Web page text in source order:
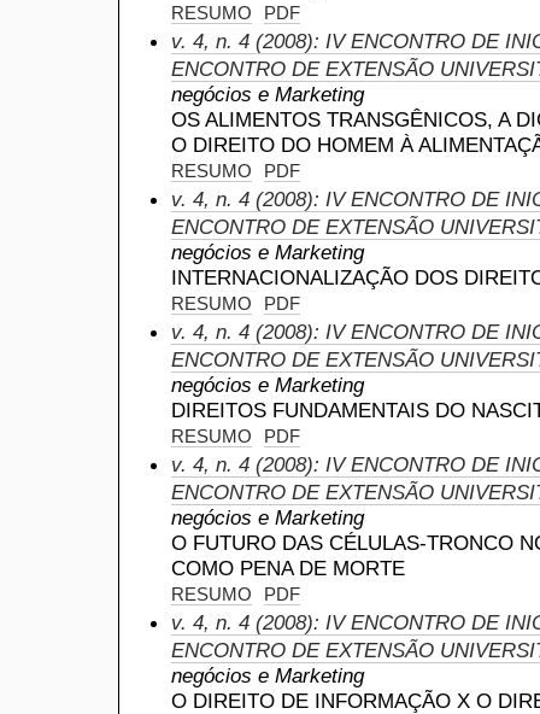
RESUMO PDF
v. 4, n. 4 (2008): IV ENCONTRO DE
ENCONTRO DE EXTENSÃO
negócios e Marketing
OS ALIMENTOS TRANSGÊNICOS, A
O DIREITO DO HOMEM À
RESUMO PDF
v. 4, n. 4 (2008): IV ENCONTRO DE
ENCONTRO DE EXTENSÃO
negócios e Marketing
INTERNACIONALIZAÇÃO DOS
RESUMO PDF
v. 4, n. 4 (2008): IV ENCONTRO DE
ENCONTRO DE EXTENSÃO
negócios e Marketing
DIREITOS FUNDAMENTAIS DO
RESUMO PDF
v. 4, n. 4 (2008): IV ENCONTRO DE
ENCONTRO DE EXTENSÃO
negócios e Marketing
O FUTURO DAS CÉLULAS-TRONCO
COMO PENA DE MORTE
RESUMO PDF
v. 4, n. 4 (2008): IV ENCONTRO DE
ENCONTRO DE EXTENSÃO
negócios e Marketing
O DIREITO DE INFORMAÇÃO X O